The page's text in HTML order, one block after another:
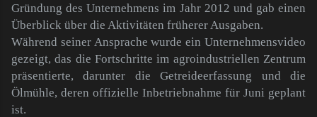
Gründung des Unternehmens im Jahr 2012 und gab einen
Überblick über die Aktivitäten früherer Ausgaben.
Während seiner Ansprache wurde ein Unternehmensvideo
gezeigt, das die Fortschritte im agroindustriellen Zentrum
präsentierte, darunter die Getreideerfassung und die
Ölmühle, deren offizielle Inbetriebnahme für Juni geplant
ist.